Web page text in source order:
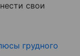
свои
грудного